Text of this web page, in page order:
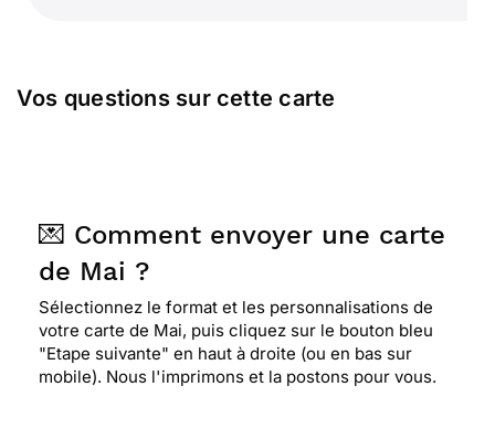
Vos questions sur cette carte
💌 Comment envoyer une carte
de Mai ?
Sélectionnez le format et les personnalisations de
votre carte de Mai, puis cliquez sur le bouton bleu
"Etape suivante" en haut à droite (ou en bas sur
mobile). Nous l'imprimons et la postons pour vous.